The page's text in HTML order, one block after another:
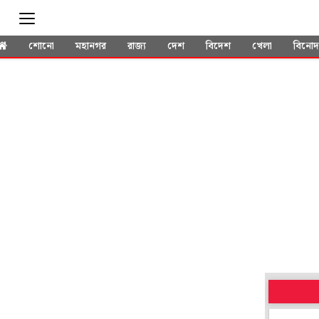
শোনো মহানগর রাজ্য দেশ বিদেশ খেলা